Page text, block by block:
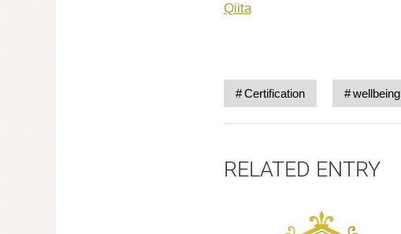
Qiita
Certification wellbeing
RELATED ENTRY